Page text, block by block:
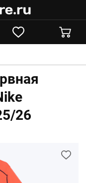
26